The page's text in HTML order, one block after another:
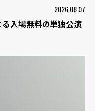
2026.08.07
入場無料の単独公演